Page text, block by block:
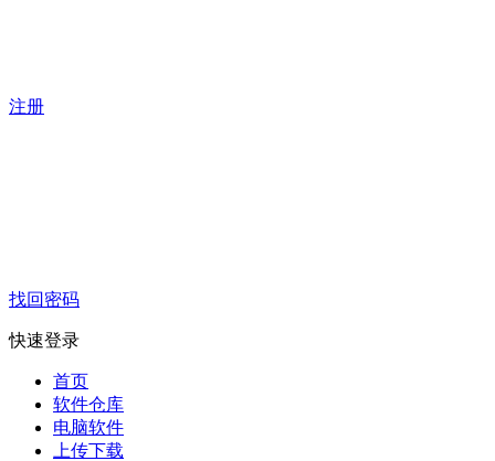
注册
找回密码
快速登录
首页
软件仓库
电脑软件
上传下载